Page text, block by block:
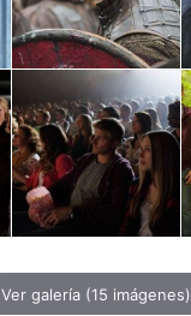
Ver galería (15 imágenes)